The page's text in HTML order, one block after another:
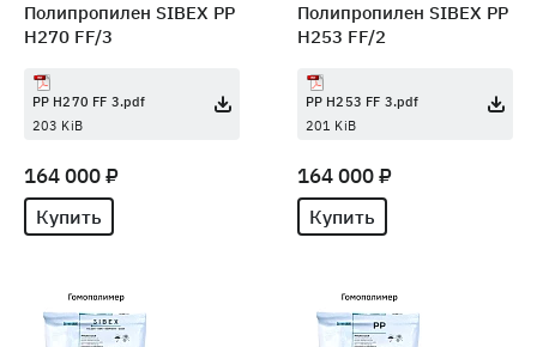
Полипропилен SIBEX PP
H270 FF/3
PP H270 FF 3.pdf
203 KiB
164 000 ₽
Купить
Полипропилен SIBEX PP
H253 FF/2
PP H253 FF 3.pdf
201 KiB
164 000 ₽
Купить